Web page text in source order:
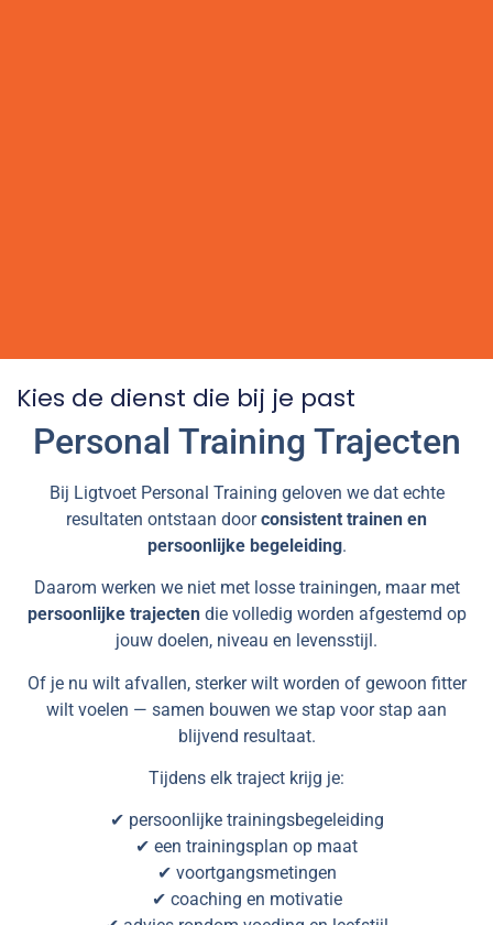
Kies de dienst die bij je past
Personal Training Trajecten
Bij Ligtvoet Personal Training geloven we dat echte
resultaten ontstaan doorconsistent trainen en
persoonlijke begeleiding.
Daarom werken we niet met losse trainingen, maar met
persoonlijke trajectendie volledig worden afgestemd op
jouw doelen, niveau en levensstijl.
Of je nu wilt afvallen, sterker wilt worden of gewoon fitter
wilt voelen — samen bouwen we stap voor stap aan
blijvend resultaat.
Tijdens elk traject krijg je:
✔ persoonlijke trainingsbegeleiding
✔ een trainingsplan op maat
✔ voortgangsmetingen
✔ coaching en motivatie